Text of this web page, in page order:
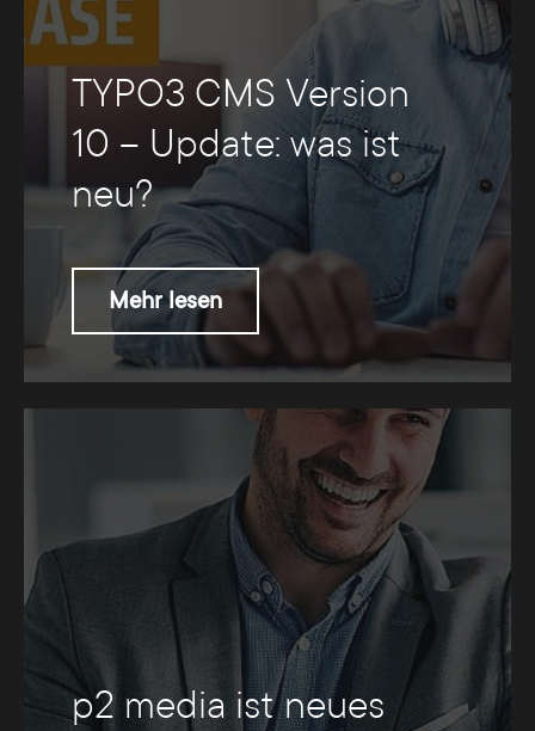
TYPO3 CMS Version
10 – Update: was ist
neu?
Mehr lesen
p2 media ist neues